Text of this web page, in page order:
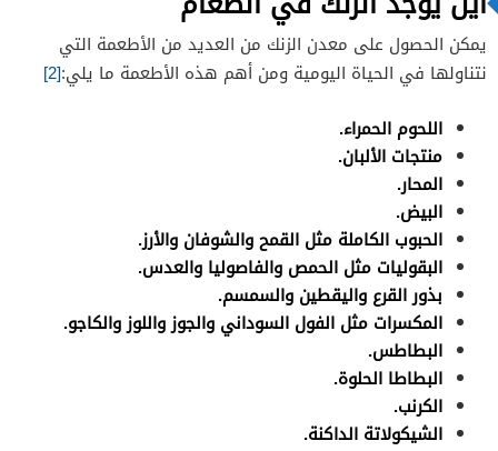
يمكن الحصول على معدن الزنك من العديد من الأطعمة التي
نتناولها في الحياة اليومية ومن أهم هذه الأطعمة ما يلي:[2]
اللحوم الحمراء.
منتجات الألبان.
المحار.
البيض.
الحبوب الكاملة مثل القمح والشوفان والأرز.
البقوليات مثل الحمص والفاصوليا والعدس.
بذور القرع واليقطين والسمسم.
المكسرات مثل الفول السوداني والجوز واللوز والكاجو.
البطاطس.
البطاطا الحلوة.
الكرنب.
الشيكولاتة الداكنة.